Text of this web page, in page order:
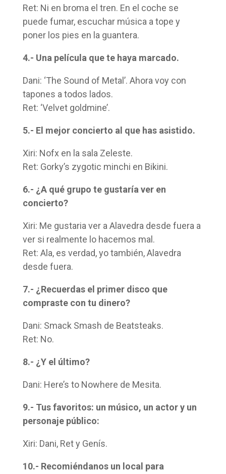
Ret: Ni en broma el tren. En el coche se
puede fumar, escuchar música a tope y
poner los pies en la guantera.
4.- Una película que te haya marcado.
Dani: ‘The Sound of Metal’. Ahora voy con
tapones a todos lados.
Ret: ‘Velvet goldmine’.
5.- El mejor concierto al que has asistido.
Xiri: Nofx en la sala Zeleste.
Ret: Gorky’s zygotic minchi en Bikini.
6.- ¿A qué grupo te gustaría ver en
concierto?
Xiri: Me gustaria ver a Alavedra desde fuera a
ver si realmente lo hacemos mal.
Ret: Ala, es verdad, yo también, Alavedra
desde fuera.
7.- ¿Recuerdas el primer disco que
compraste con tu dinero?
Dani: Smack Smash de Beatsteaks.
Ret: No.
8.- ¿Y el último?
Dani: Here’s to Nowhere de Mesita.
9.- Tus favoritos: un músico, un actor y un
personaje público:
Xiri: Dani, Ret y Genís.
10.- Recomiéndanos un local para